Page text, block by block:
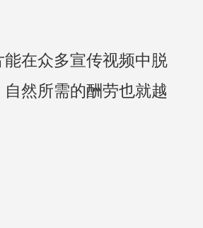
在众多宣传视频中脱
然所需的酬劳也就越